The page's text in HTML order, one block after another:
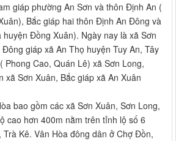
giáp phường An Sơn và thôn Định An (
Bắc giáp hai thôn Định An Đông và
Đồng Xuân). Ngày nay là xã Sơn
giáp xã An Thọ huyện Tuy An, Tây
Phong Cao, Quán Lê) xã Sơn Long,
xã Sơn Xuân, Bắc giáp xã An Xuân
bao gồm các xã Sơn Xuân, Sơn Long,
cao hơn 400m nằm trên tỉnh lộ số 6
Kê. Vân Hòa đông dân ở Chợ Đồn,